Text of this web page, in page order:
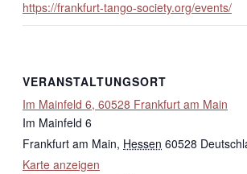
https://frankfurt-tango-society.org/events/
VERANSTALTUNGSORT
Im Mainfeld 6, 60528 Frankfurt am Main
Im Mainfeld 6
Frankfurt am Main, Hessen 60528
Karte anzeigen